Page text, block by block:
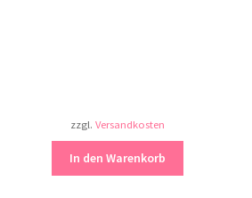
zzgl.Versandkosten
In den Warenkorb